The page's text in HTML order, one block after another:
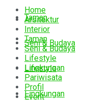
Taman
Seni & Budaya
Lifestyle
Lingkungan
Home
Arsitektur
Interior
Taman
Seni & Budaya
Lifestyle
Lingkungan
Pariwisata
Profil
Event